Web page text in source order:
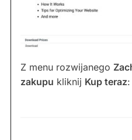
Z menu rozwijanego
zakupu kliknij Kup teraz: